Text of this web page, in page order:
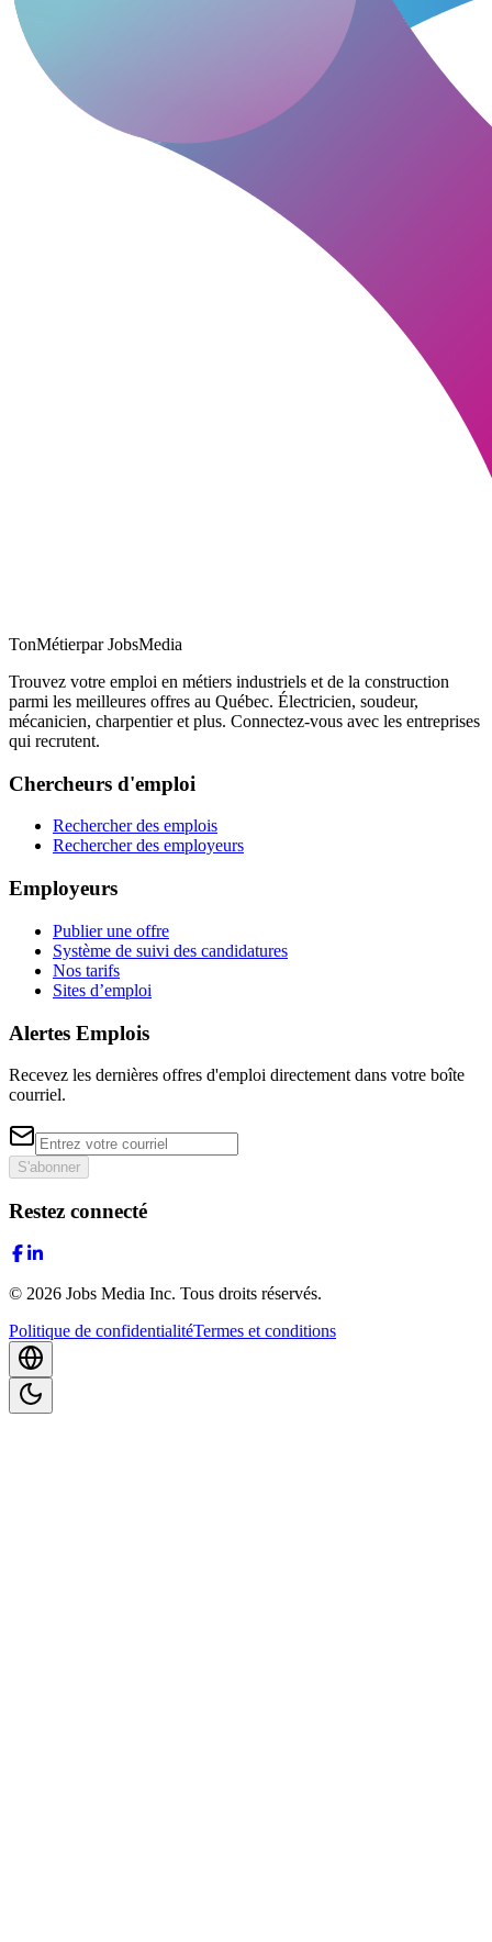
TonMétierpar JobsMedia
Trouvez votre emploi en métiers industriels et de la construction
parmi les meilleures offres au Québec. Électricien, soudeur,
mécanicien, charpentier et plus. Connectez-vous avec les entreprises
qui recrutent.
Chercheurs d'emploi
Rechercher des emplois
Rechercher des employeurs
Employeurs
Publier une offre
Système de suivi des candidatures
Nos tarifs
Sites d’emploi
Alertes Emplois
Recevez les dernières offres d'emploi directement dans votre boîte
courriel.
S'abonner
Restez connecté
© 2026 Jobs Media Inc. Tous droits réservés.
Politique de confidentialitéTermes et conditions